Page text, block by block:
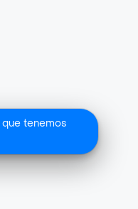
que tenemos